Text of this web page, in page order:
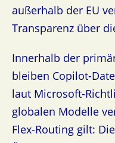
außerhalb der EU
Transparenz über
Innerhalb der
bleiben Copilot-
laut Microsoft-
globalen Modelle
Flex-Routing gilt: